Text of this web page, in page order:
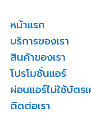
หน้าแรก
บริการของเรา
สินค้าของเรา
โปรโมชั่นแอร์
ผ่อนแอร์ไม่ใช้บัตร
ติดต่อเรา